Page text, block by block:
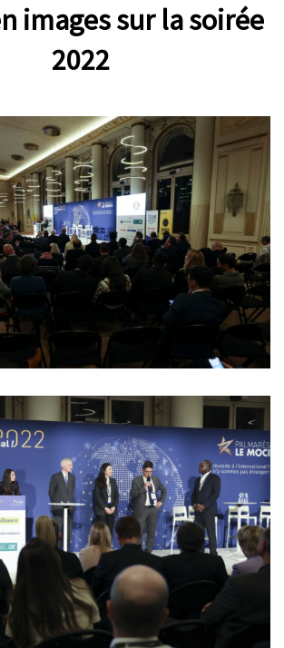
images sur la soirée
2022